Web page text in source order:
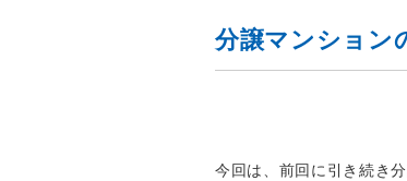
分譲マンション
今回は、前回に引き続き